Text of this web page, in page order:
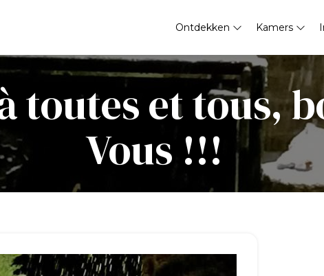
Ontdekken Kamers
toutes et tous,
Vous !!!